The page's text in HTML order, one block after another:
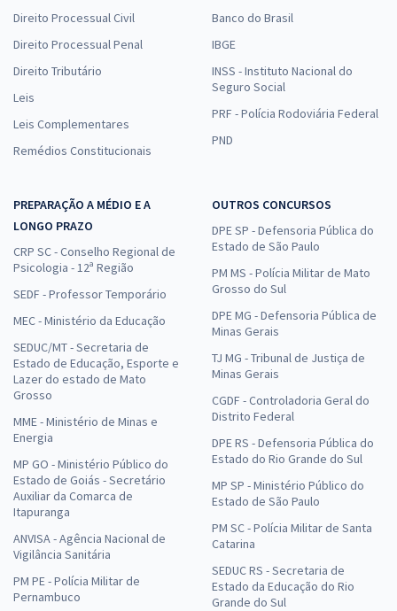
Direito Processual Civil
Direito Processual Penal
Direito Tributário
Leis
Leis Complementares
Remédios Constitucionais
Banco do Brasil
IBGE
INSS - Instituto Nacional do
Seguro Social
PRF - Polícia Rodoviária Federal
PND
PREPARAÇÃO A MÉDIO E A
LONGO PRAZO
CRP SC - Conselho Regional de
Psicologia - 12ª Região
SEDF - Professor Temporário
MEC - Ministério da Educação
SEDUC/MT - Secretaria de
Estado de Educação, Esporte e
Lazer do estado de Mato
Grosso
MME - Ministério de Minas e
Energia
MP GO - Ministério Público do
Estado de Goiás - Secretário
Auxiliar da Comarca de
Itapuranga
ANVISA - Agência Nacional de
Vigilância Sanitária
PM PE - Polícia Militar de
Pernambuco
OUTROS CONCURSOS
DPE SP - Defensoria Pública do
Estado de São Paulo
PM MS - Polícia Militar de Mato
Grosso do Sul
DPE MG - Defensoria Pública de
Minas Gerais
TJ MG - Tribunal de Justiça de
Minas Gerais
CGDF - Controladoria Geral do
Distrito Federal
DPE RS - Defensoria Pública do
Estado do Rio Grande do Sul
MP SP - Ministério Público do
Estado de São Paulo
PM SC - Polícia Militar de Santa
Catarina
SEDUC RS - Secretaria de
Estado da Educação do Rio
Grande do Sul